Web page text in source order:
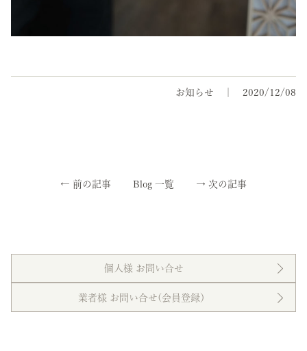
お知らせ 2020/12/08
← 前の記事 Blog 一覧 → 次の記事
個人様 お問い合せ
業者様 お問い合せ(会員登録）